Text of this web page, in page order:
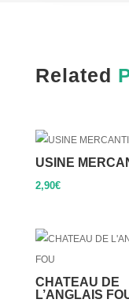
Related
USINE
2,90€
CHATEAU DE
L’ANGLAIS